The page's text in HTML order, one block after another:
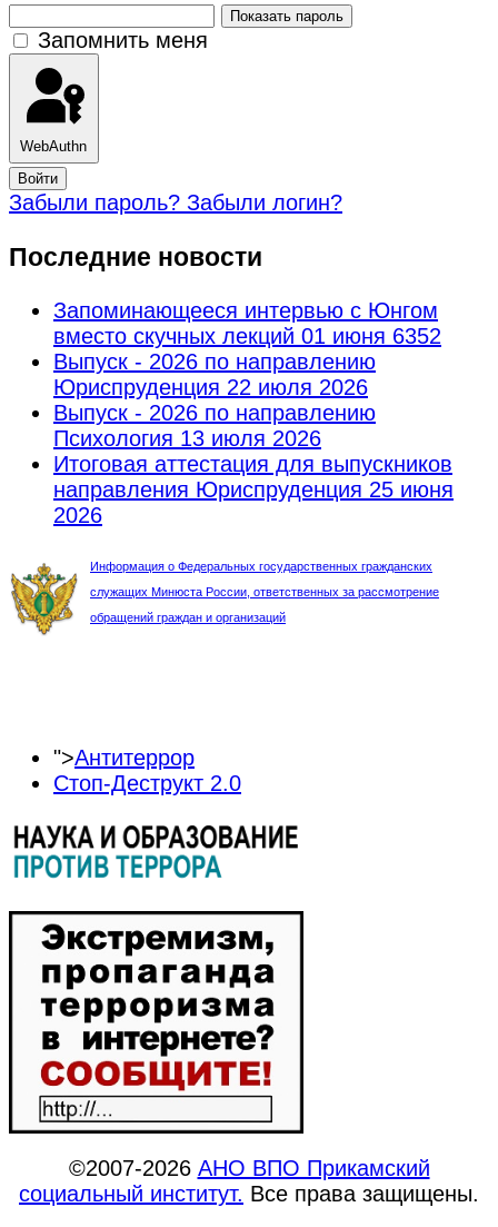
Показать пароль
Запомнить меня
WebAuthn
Войти
Забыли пароль? Забыли логин?
Последние новости
Запоминающееся интервью с Юнгом
вместо скучных лекций 01 июня 6352
Выпуск - 2026 по направлению
Юриспруденция 22 июля 2026
Выпуск - 2026 по направлению
Психология 13 июля 2026
Итоговая аттестация для выпускников
направления Юриспруденция 25 июня
2026
Информация о Федеральных государственных гражданских
служащих Минюста России, ответственных за рассмотрение
обращений граждан и организаций
">Антитеррор
Стоп-Деструкт 2.0
©2007-2026 АНО ВПО Прикамский
социальный институт. Все права защищены.